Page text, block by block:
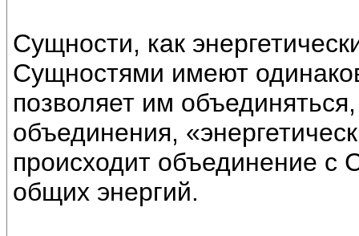
Сущности, как
Сущностями имеют
позволяет им
объединения,
происходит объединение с
общих энергий.